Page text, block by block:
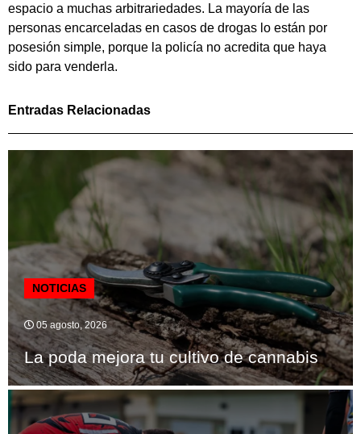
espacio a muchas arbitrariedades. La mayoría de las
personas encarceladas en casos de drogas lo están por
posesión simple, porque la policía no acredita que haya
sido para venderla.
Entradas Relacionadas
NOTICIAS
05 agosto, 2026
La poda mejora tu cultivo de cannabis